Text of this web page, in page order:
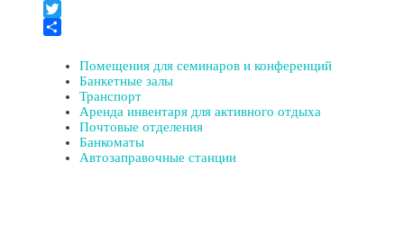
Facebook
Twitter
Помещения для семинаров и конференций
Банкетные залы
Транспорт
Аренда инвентаря для активного отдыха
Почтовые отделения
Банкоматы
Автозаправочные станции